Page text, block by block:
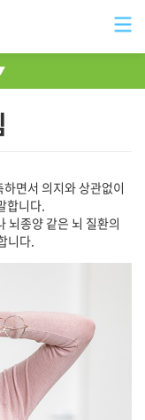
면서 의지와 상관없이
합니다.
뇌종양 같은 뇌 질환의
니다.